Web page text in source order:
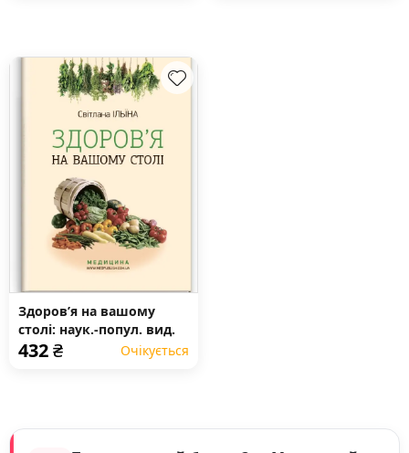
Здоров’я на вашому
столі: наук.-попул. вид.
432₴ Очікується